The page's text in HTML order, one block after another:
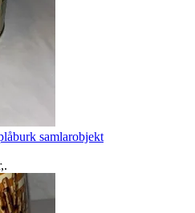
samlarobjekt
,.